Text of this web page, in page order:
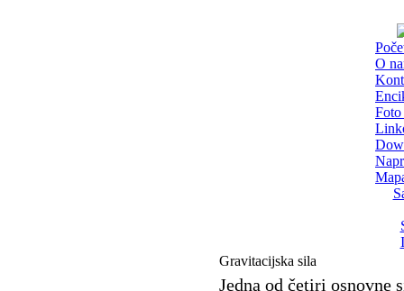
O
Foto
Gravitacijska sila
Jedna od četiri osnovne